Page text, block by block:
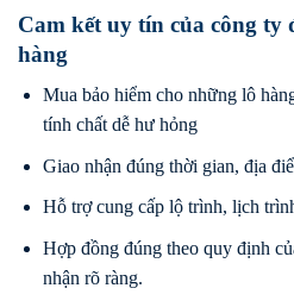
Cam kết uy tín của công ty
hàng
Mua bảo hiểm cho những lô
tính chất dễ hư hỏng
Giao nhận đúng thời gian, địa
Hỗ trợ cung cấp lộ trình, lịch
Hợp đồng đúng theo quy định
nhận rõ ràng.